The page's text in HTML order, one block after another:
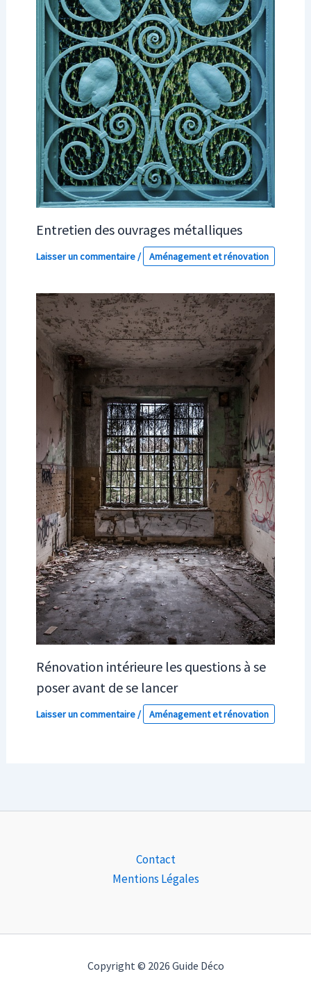
Entretien des ouvrages métalliques
Laisser un commentaire/ Aménagement et rénovation
Rénovation intérieure les questions à se
poser avant de se lancer
Laisser un commentaire/ Aménagement et rénovation
Contact
Mentions Légales
Copyright © 2026 Guide Déco